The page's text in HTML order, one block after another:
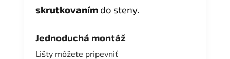
skrutkovaním do steny.
Jednoduchá montáž
Lišty môžete pripevniť